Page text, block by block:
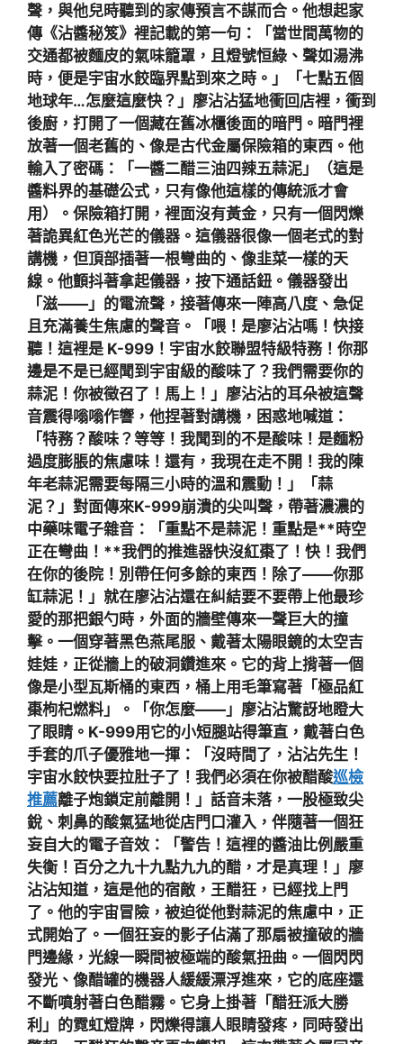
聲，與他兒時聽到的家傳預言不謀而合。他想起家
傳《沾醬秘笈》裡記載的第一句：「當世間萬物的
交通都被麵皮的氣味籠罩，且燈號恒綠、聲如湯沸
時，便是宇宙水餃臨界點到來之時。」「七點五個
地球年…怎麼這麼快？」廖沾沾猛地衝回店裡，衝到
後廚，打開了一個藏在舊冰櫃後面的暗門。暗門裡
放著一個老舊的、像是古代金屬保險箱的東西。他
輸入了密碼：「一醬二醋三油四辣五蒜泥」（這是
醬料界的基礎公式，只有像他這樣的傳統派才會
用）。保險箱打開，裡面沒有黃金，只有一個閃爍
著詭異紅色光芒的儀器。這儀器很像一個老式的對
講機，但頂部插著一根彎曲的、像韭菜一樣的天
線。他顫抖著拿起儀器，按下通話鈕。儀器發出
「滋——」的電流聲，接著傳來一陣高八度、急促
且充滿養生焦慮的聲音。「喂！是廖沾沾嗎！快接
聽！這裡是 K-999！宇宙水餃聯盟特級特務！你那
邊是不是已經聞到宇宙級的酸味了？我們需要你的
蒜泥！你被徵召了！馬上！」廖沾沾的耳朵被這聲
音震得嗡嗡作響，他捏著對講機，困惑地喊道：
「特務？酸味？等等！我聞到的不是酸味！是麵粉
過度膨脹的焦慮味！還有，我現在走不開！我的陳
年老蒜泥需要每隔三小時的溫和震動！」「蒜
泥？」對面傳來K-999崩潰的尖叫聲，帶著濃濃的
中藥味電子雜音：「重點不是蒜泥！重點是**時空
正在彎曲！**我們的推進器快沒紅棗了！快！我們
在你的後院！別帶任何多餘的東西！除了——你那
缸蒜泥！」就在廖沾沾還在糾結要不要帶上他最珍
愛的那把銀勺時，外面的牆壁傳來一聲巨大的撞
擊。一個穿著黑色燕尾服、戴著太陽眼鏡的太空吉
娃娃，正從牆上的破洞鑽進來。它的背上揹著一個
像是小型瓦斯桶的東西，桶上用毛筆寫著「極品紅
棗枸杞燃料」。「你怎麼——」廖沾沾驚訝地瞪大
了眼睛。K-999用它的小短腿站得筆直，戴著白色
手套的爪子優雅地一揮：「沒時間了，沾沾先生！
宇宙水餃快要拉肚子了！我們必須在你被醋酸巡檢
推薦離子炮鎖定前離開！」話音未落，一股極致尖
銳、刺鼻的酸氣猛地從店門口灌入，伴隨著一個狂
妄自大的電子音效：「警告！這裡的醬油比例嚴重
失衡！百分之九十九點九九的醋，才是真理！」廖
沾沾知道，這是他的宿敵，王醋狂，已經找上門
了。他的宇宙冒險，被迫從他對蒜泥的焦慮中，正
式開始了。一個狂妄的影子佔滿了那扇被撞破的牆
門邊緣，光線一瞬間被極端的酸氣扭曲。一個閃閃
發光、像醋罐的機器人緩緩漂浮進來，它的底座還
不斷噴射著白色醋霧。它身上掛著「醋狂派大勝
利」的霓虹燈牌，閃爍得讓人眼睛發疼，同時發出